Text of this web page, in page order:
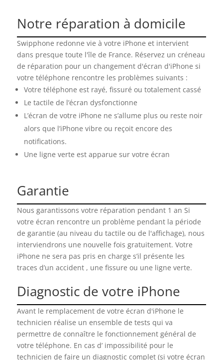
Notre réparation à domicile
Swipphone redonne vie à votre iPhone et intervient
dans presque toute l'île de France. Réservez un créneau
de réparation pour un changement d'écran d'iPhone si
votre téléphone rencontre les problèmes suivants :
Votre téléphone est rayé, fissuré ou totalement cassé
Le tactile de l’écran dysfonctionne
L’écran de votre iPhone ne s’allume plus ou reste noir
alors que l’iPhone vibre ou reçoit encore des
notifications.
Une ligne verte est apparue sur votre écran
Garantie
Nous garantissons votre réparation pendant 1 an Si
votre écran rencontre un problème pendant la période
de garantie (au niveau du tactile ou de l'affichage), nous
interviendrons une nouvelle fois gratuitement. Votre
iPhone ne sera pas pris en charge s’il présente les
traces d’un accident , une fissure ou une ligne verte.
Diagnostic de votre iPhone
Avant le remplacement de votre écran d'iPhone le
technicien réalise un ensemble de tests qui va
permettre de connaître le fonctionnement général de
votre téléphone. En cas d’ impossibilité pour le
technicien de faire un diagnostic complet (si votre écran